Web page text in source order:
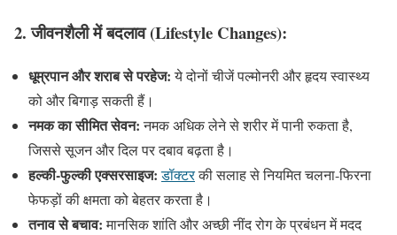
2.जीवनशैली में बदलाव (Lifestyle Changes):
धूम्रपान और शराब से परहेज:ये दोनों चीजें पल्मोनरी और हृदय स्वास्थ्य
को और बिगाड़ सकती हैं।
नमक का सीमित सेवन:नमक अधिक लेने से शरीर में पानी रुकता है,
जिससे सूजन और दिल पर दबाव बढ़ता है।
हल्की-फुल्की एक्सरसाइज: डॉक्टरकी सलाह से नियमित चलना-फिरना
फेफड़ों की क्षमता को बेहतर करता है।
तनाव से बचाव:मानसिक शांति और अच्छी नींद रोग के प्रबंधन में मदद